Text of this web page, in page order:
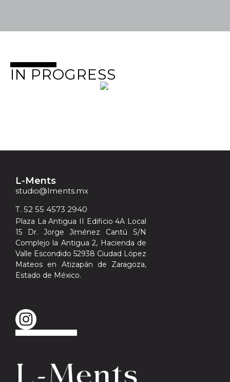
IN PROGRESS
L-Ments
studio@lments.mx
T. 52 55 4573 2940
Plaza La Antigua II Edificio 4A Local
15 Dr. Jorge Jiménez Cantú S/N
Complejo la Antigua 2, Hacienda de
Valle Escondido 52938 Ciudad López
Mateos en Atizapán de Zaragoza,
Estado de México.